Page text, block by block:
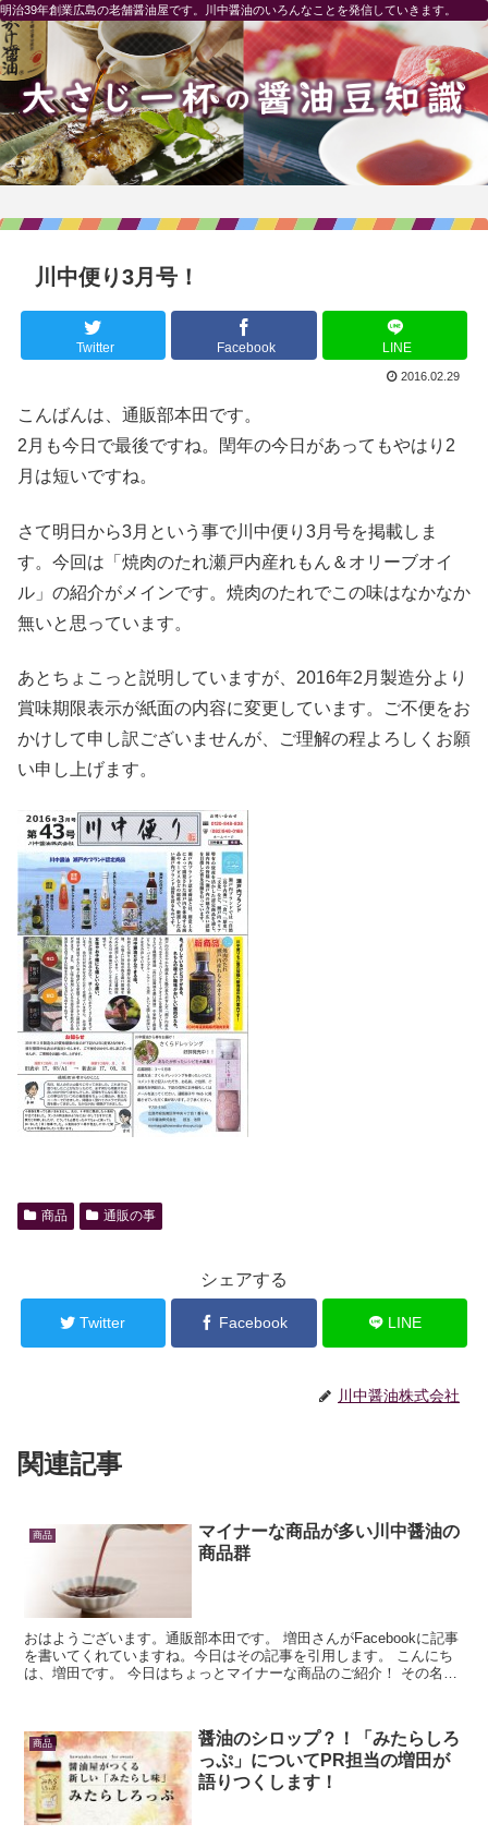
明治39年創業広島の老舗醤油屋です。川中醤油のいろんなことを発信していきます。
川中便り3月号！
Twitter Facebook LINE
2016.02.29
こんばんは、通販部本田です。
2月も今日で最後ですね。閏年の今日があってもやはり2
月は短いですね。
さて明日から3月という事で川中便り3月号を掲載しま
す。今回は「焼肉のたれ瀬戸内産れもん＆オリーブオイ
ル」の紹介がメインです。焼肉のたれでこの味はなかなか
無いと思っています。
あとちょこっと説明していますが、2016年2月製造分より
賞味期限表示が紙面の内容に変更しています。ご不便をお
かけして申し訳ございませんが、ご理解の程よろしくお願
い申し上げます。
商品 通販の事
シェアする
Twitter Facebook LINE
川中醤油株式会社
関連記事
商品
マイナーな商品が多い川中醤油の
商品群
おはようございます。通販部本田です。 増田さんがFacebookに記事
を書いてくれていますね。今日はその記事を引用します。 こんにち
は、増田です。 今日はちょっとマイナーな商品のご紹介！ その名も
商品
醤油のシロップ？！「みたらしろ
っぷ」についてPR担当の増田が
語りつくします！